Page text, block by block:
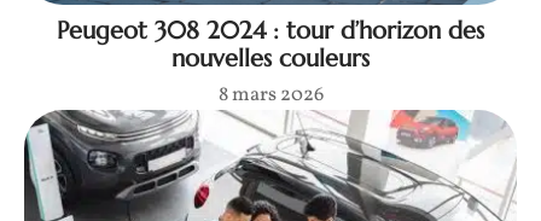
Peugeot 308 2024 : tour d’horizon des
nouvelles couleurs
8 mars 2026